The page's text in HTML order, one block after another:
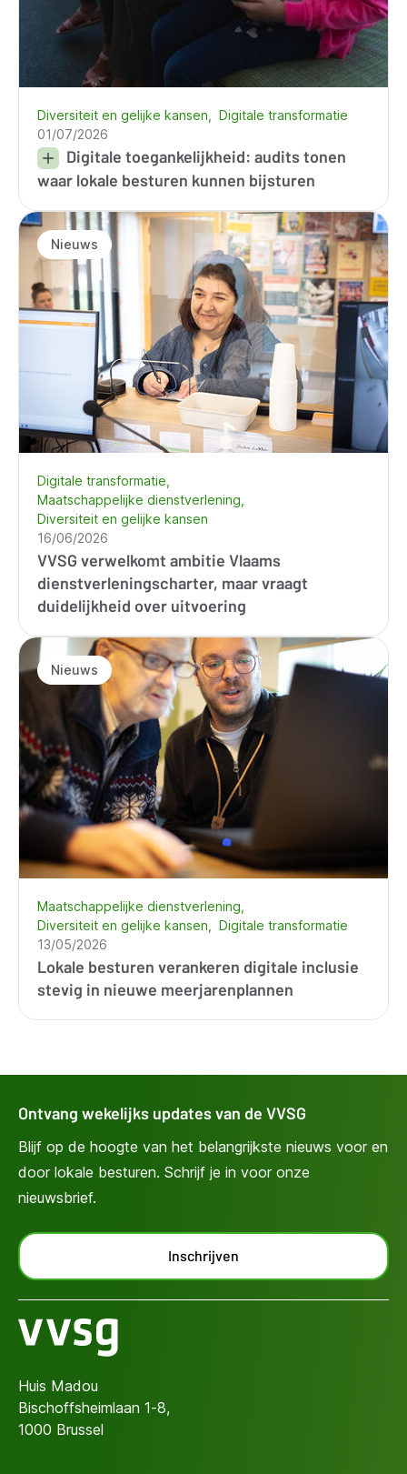
Digitale toegankelijkheid: audits tonen
waar lokale besturen kunnen bijsturen
Diversiteit en gelijke kansen
Digitale transformatie
01/07/2026
Nieuws
VVSG verwelkomt ambitie Vlaams
dienstverleningscharter, maar vraagt
duidelijkheid over uitvoering
Digitale transformatie
Maatschappelijke dienstverlening
Diversiteit en gelijke kansen
16/06/2026
Nieuws
Lokale besturen verankeren digitale inclusie
stevig in nieuwe meerjarenplannen
Maatschappelijke dienstverlening
Diversiteit en gelijke kansen
Digitale transformatie
13/05/2026
Ontvang wekelijks updates van de VVSG
Blijf op de hoogte van het belangrijkste nieuws voor en
door lokale besturen. Schrijf je in voor onze
nieuwsbrief.
Inschrijven
Huis Madou
Bischoffsheimlaan 1-8,
1000 Brussel